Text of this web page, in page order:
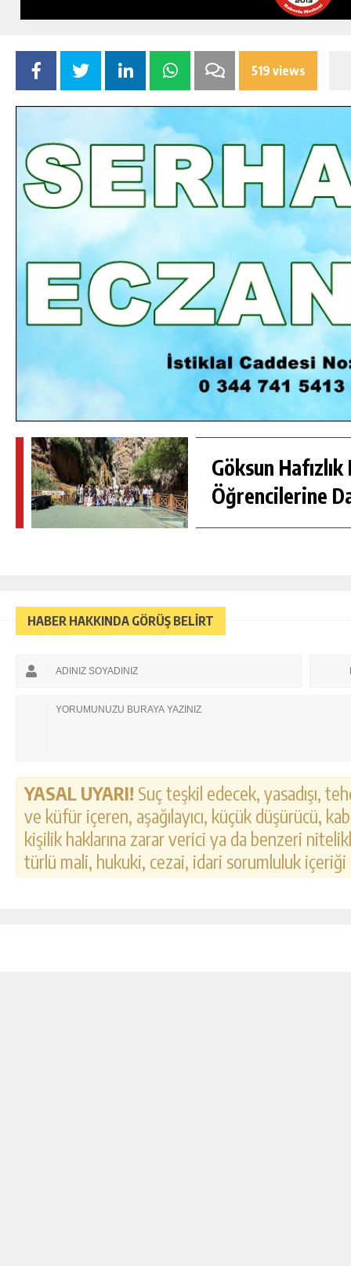
519 views
Göksun Hafızlık
Öğrencilerine
HABER HAKKINDA GÖRÜŞ BELİRT
YASAL UYARI! Suç teşkil edecek, yasadışı,
ve küfür içeren, aşağılayıcı, küçük düşürücü,
kişilik haklarına zarar verici ya da benzeri
türlü mali, hukuki, cezai, idari sorumluluk
GÜNLÜK HABER AKIŞI
GÖKSUN HAFIZLIK KIZ KUR’AN KURSU
ÖĞRENCILERINE DARENDE GEZISI.